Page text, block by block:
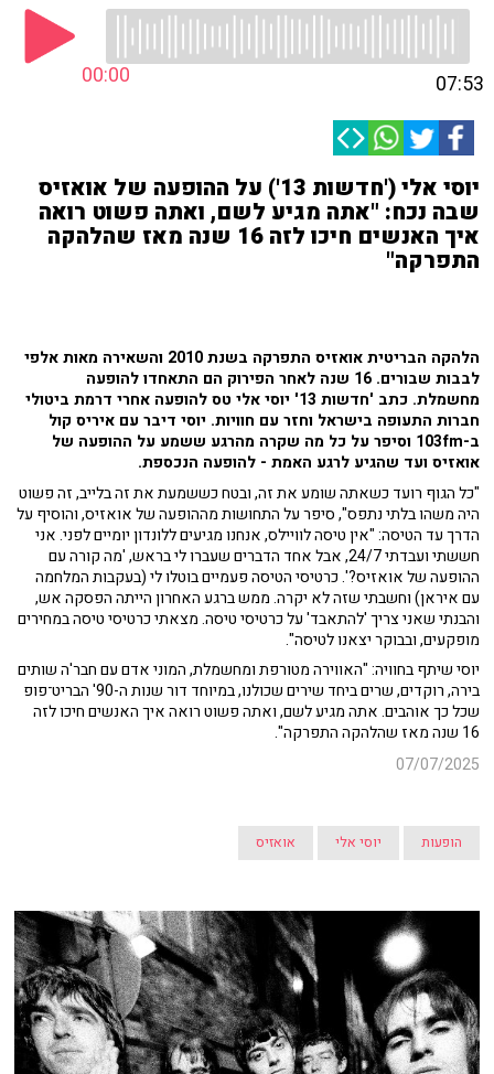
00:00 07:53
יוסי אלי ('חדשות 13') על ההופעה של אואזיס
שבה נכח: "אתה מגיע לשם, ואתה פשוט רואה
איך האנשים חיכו לזה 16 שנה מאז שהלהקה
התפרקה"
הלהקה הבריטית אואזיס התפרקה בשנת 2010 והשאירה מאות אלפי
לבבות שבורים. 16 שנה לאחר הפירוק הם התאחדו להופעה
מחשמלת. כתב 'חדשות 13' יוסי אלי טס להופעה אחרי דרמת ביטולי
חברות התעופה בישראל וחזר עם חוויות. יוסי דיבר עם איריס קול
ב-103fm וסיפר על כל מה שקרה מהרגע ששמע על ההופעה של
אואזיס ועד שהגיע לרגע האמת - להופעה הנכספת.
"כל הגוף רועד כשאתה שומע את זה, ובטח כששמעת את זה בלייב, זה פשוט
היה משהו בלתי נתפס", סיפר על התחושות מההופעה של אואזיס, והוסיף על
הדרך עד הטיסה: "אין טיסה לוויילס, אנחנו מגיעים ללונדון יומיים לפני. אני
חששתי ועבדתי 24/7, אבל אחד הדברים שעברו לי בראש, 'מה קורה עם
ההופעה של אואזיס?'. כרטיסי הטיסה פעמיים בוטלו לי (בעקבות המלחמה
עם איראן) וחשבתי שזה לא יקרה. ממש ברגע האחרון הייתה הפסקה אש,
והבנתי שאני צריך 'להתאבד' על כרטיסי טיסה. מצאתי כרטיסי טיסה במחירים
מופקעים, ובבוקר יצאנו לטיסה".
יוסי שיתף בחוויה: "האווירה מטורפת ומחשמלת, המוני אדם עם חבר'ה שותים
בירה, רוקדים, שרים ביחד שירים שכולנו, במיוחד דור שנות ה-90' הבריט־פופ
שכל כך אוהבים. אתה מגיע לשם, ואתה פשוט רואה איך האנשים חיכו לזה
16 שנה מאז שהלהקה התפרקה".
07/07/2025
הופעות יוסי אלי אואזיס